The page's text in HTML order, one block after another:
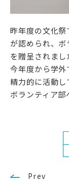
アクセス
サイトポリシ
バシーポリシ
昨年度の文化
が認められ、
を贈呈されまし
今年度から学
精力的に活動し
ボランティア部
Prev